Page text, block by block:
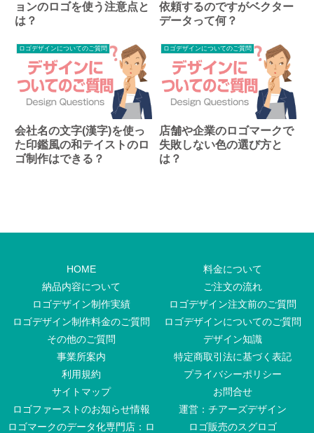
ョンのロゴを使う注意点と
は？
依頼するのですがベクター
データって何？
ロゴデザインについてのご質問
会社名の文字(漢字)を使っ
た印鑑風の和テイストのロ
ゴ制作はできる？
ロゴデザインについてのご質問
店舗や企業のロゴマークで
失敗しない色の選び方と
は？
HOME
料金について
納品内容について
ご注文の流れ
ロゴデザイン制作実績
ロゴデザイン注文前のご質問
ロゴデザイン制作料金のご質問
ロゴデザインについてのご質問
その他のご質問
デザイン知識
事業所案内
特定商取引法に基づく表記
利用規約
プライバシーポリシー
サイトマップ
お問合せ
ロゴファーストのお知らせ情報
運営：チアーズデザイン
ロゴマークのデータ化専門店：ロ
ロゴ販売のスグロゴ